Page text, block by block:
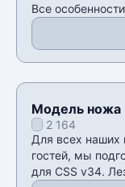
Все
Модель ножа
2 164
Для всех наших
гостей, мы
для CSS v34.